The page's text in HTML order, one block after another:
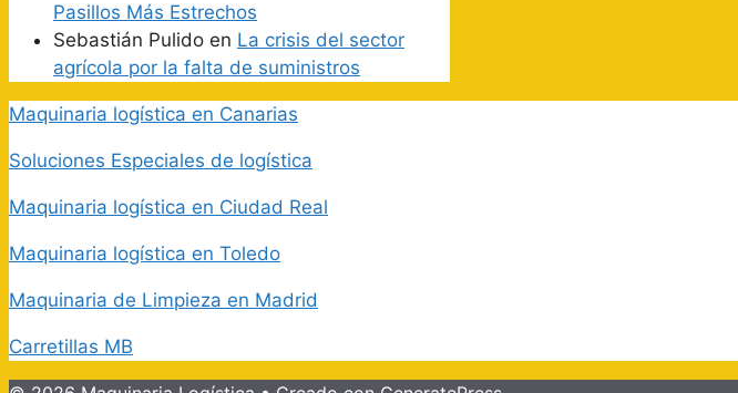
Pasillos Más Estrechos
Sebastián Pulido en La crisis del sector
agrícola por la falta de suministros
Maquinaria logística en Canarias
Soluciones Especiales de logística
Maquinaria logística en Ciudad Real
Maquinaria logística en Toledo
Maquinaria de Limpieza en Madrid
Carretillas MB